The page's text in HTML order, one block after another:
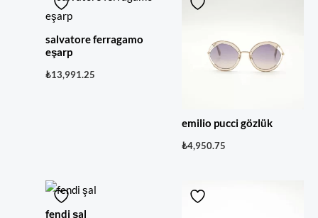
salvatore ferragamo
eşarp
₺13,991.25
emilio pucci gözlük
₺4,950.75
fendi şal